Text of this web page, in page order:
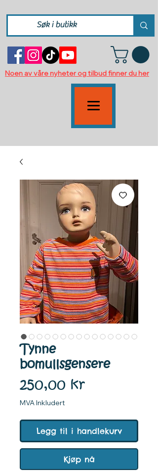
Noen av våre nyheter og tilbud finner du her
Tynne
bomullsgensere
250,00 krPris
MVA Inkludert
Legg til i handlekurv
Kjøp nå